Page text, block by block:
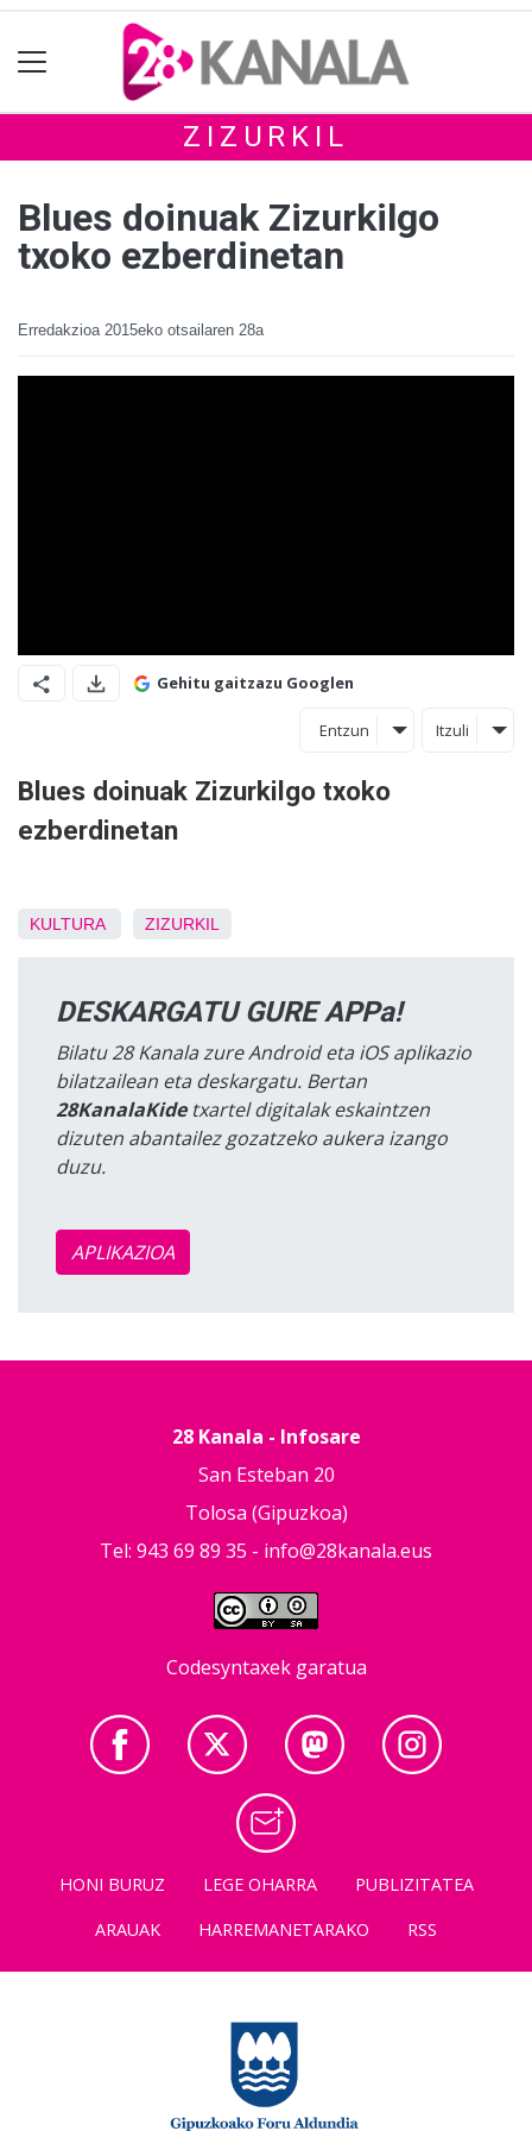
ZIZURKIL
Blues doinuak Zizurkilgo
txoko ezberdinetan
Erredakzioa 2015eko otsailaren 28a
Gehitu gaitzazu Googlen
Entzun Itzuli
Blues doinuak Zizurkilgo txoko
ezberdinetan
KULTURA ZIZURKIL
DESKARGATU GURE APPa!
Bilatu 28 Kanala zure Android eta iOS aplikazio
bilatzailean eta deskargatu. Bertan
28KanalaKidetxartel digitalak eskaintzen
dizuten abantailez gozatzeko aukera izango
duzu.
APLIKAZIOA
28 Kanala - Infosare
San Esteban 20
Tolosa (Gipuzkoa)
Tel: 943 69 89 35 - info@28kanala.eus
Codesyntaxek garatua
HONI BURUZ LEGE OHARRA
PUBLIZITATEA
ARAUAK
HARREMANETARAKO RSS